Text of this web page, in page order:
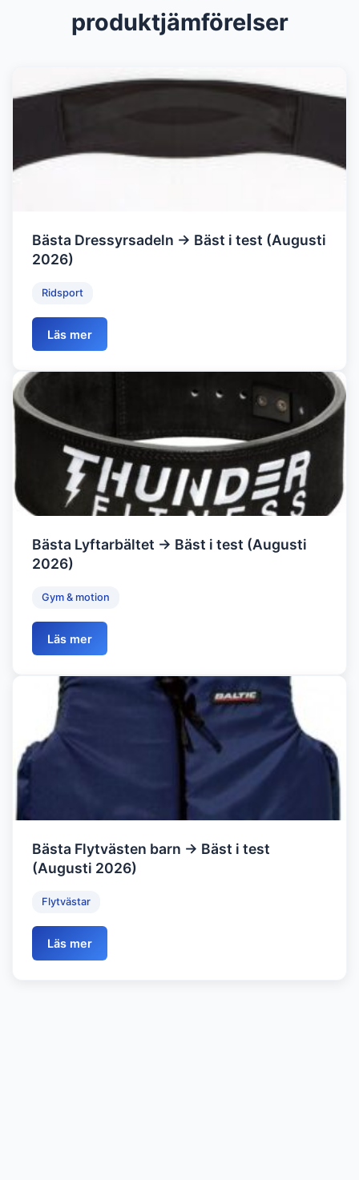
produktjämförelser
Bästa Dressyrsadeln → Bäst i test (Augusti
2026)
Ridsport
Läs mer
Bästa Lyftarbältet → Bäst i test (Augusti
2026)
Gym & motion
Läs mer
Bästa Flytvästen barn → Bäst i test
(Augusti 2026)
Flytvästar
Läs mer